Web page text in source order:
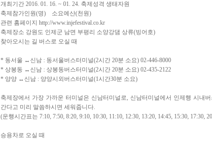
개최기간 2016. 01. 16. ~ 01. 24. 축제성격 생태자원
축제참가인원(명) 소요예산(천원)
관련 홈페이지 http://www.injefestival.co.kr
축제장소 강원도 인제군 남면 부평리 소양강댐 상류(빙어호)
찾아오시는 길 버스로 오실 때
* 동서울 ↔신남 : 동서울버스터미널(2시간 20분 소요) 02-446-8000
* 상봉동 ↔신남 : 상봉동버스터미널(2시간 20분 소요) 02-435-2122
* 양양 ↔신남 : 양양시외버스터미널(1시간30분 소요)
축제장에서 가장 가까운 터미널은 신남터미널로, 신남터미널에서 인제행 시내
간다고 미리 말씀하시면 세워줍니다.
(운행시간표는 7:10, 7:50, 8:20, 9:10, 10:30, 11:10, 12:30, 13:20, 14:45, 15:30, 17:30,
승용차로 오실 때